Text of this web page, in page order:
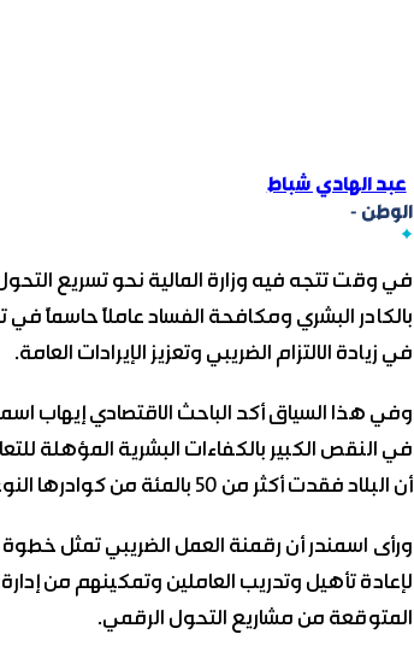
عبد الهادي شباط
الوطن -
‏في وقت تتجه فيه وزارة المالية نحو تسريع
بالكادر البشري ومكافحة الفساد عاملاً حاسماً
في زيادة الالتزام الضريبي وتعزيز الإيرادات العامة.
‏وفي هذا السياق أكد الباحث الاقتصادي إيهاب
في النقص الكبير بالكفاءات البشرية المؤهلة
أن البلاد فقدت أكثر من 50 بالمئة من كوادرها النوعية المؤهلة وفقاً لدراسات صادرة عن الإسكوا.
‏ورأى اسمندر أن رقمنة العمل الضريبي تمثل
لإعادة تأهيل وتدريب العاملين وتمكينهم من
المتوقعة من مشاريع التحول الرقمي.